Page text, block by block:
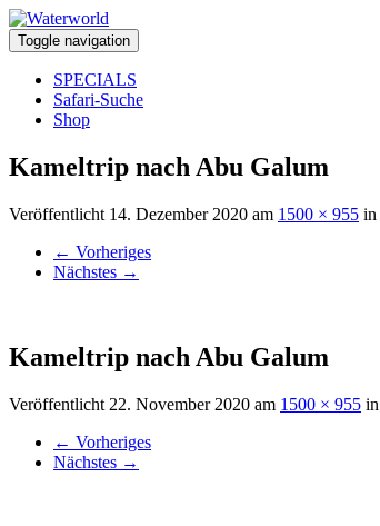
Toggle navigation
SPECIALS
Safari-Suche
Shop
Kameltrip nach Abu Galum
Veröffentlicht 14. Dezember 2020 am 1500 × 955 in
← Vorheriges
Nächstes →
Kameltrip nach Abu Galum
Veröffentlicht 22. November 2020 am 1500 × 955 in
← Vorheriges
Nächstes →